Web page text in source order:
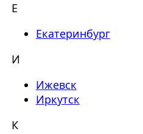
Е
Екатеринбург
И
Ижевск
Иркутск
К